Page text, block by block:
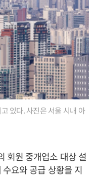
있다. 사진은 서울 시내 아
회원 중개업소 대상 설
요와 공급 상황을 지